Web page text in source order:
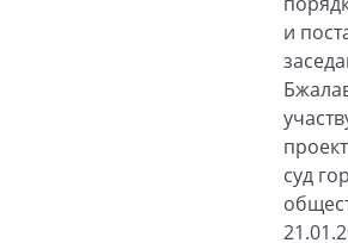
и
суд